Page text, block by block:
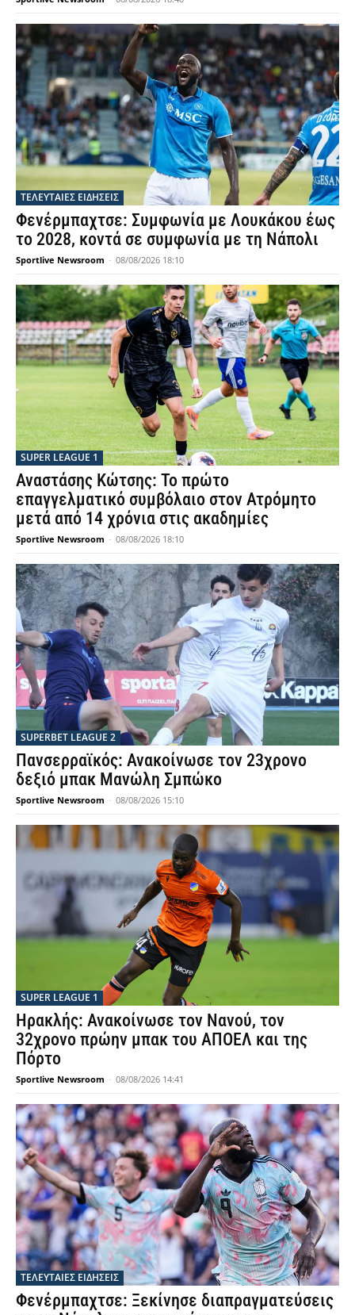
ΤΕΛΕΥΤΑΙΕΣ ΕΙΔΗΣΕΙΣ
Φενέρμπαχτσε: Συμφωνία με Λουκάκου έως
το 2028, κοντά σε συμφωνία με τη Νάπολι
Sportlive Newsroom - 08/08/2026 18:10
SUPER LEAGUE 1
Αναστάσης Κώτσης: Το πρώτο
επαγγελματικό συμβόλαιο στον Ατρόμητο
μετά από 14 χρόνια στις ακαδημίες
Sportlive Newsroom - 08/08/2026 18:10
SUPERBET LEAGUE 2
Πανσερραϊκός: Ανακοίνωσε τον 23χρονο
δεξιό μπακ Μανώλη Σμπώκο
Sportlive Newsroom - 08/08/2026 15:10
SUPER LEAGUE 1
Ηρακλής: Ανακοίνωσε τον Νανού, τον
32χρονο πρώην μπακ του ΑΠΟΕΛ και της
Πόρτο
Sportlive Newsroom - 08/08/2026 14:41
ΤΕΛΕΥΤΑΙΕΣ ΕΙΔΗΣΕΙΣ
Φενέρμπαχτσε: Ξεκίνησε διαπραγματεύσεις